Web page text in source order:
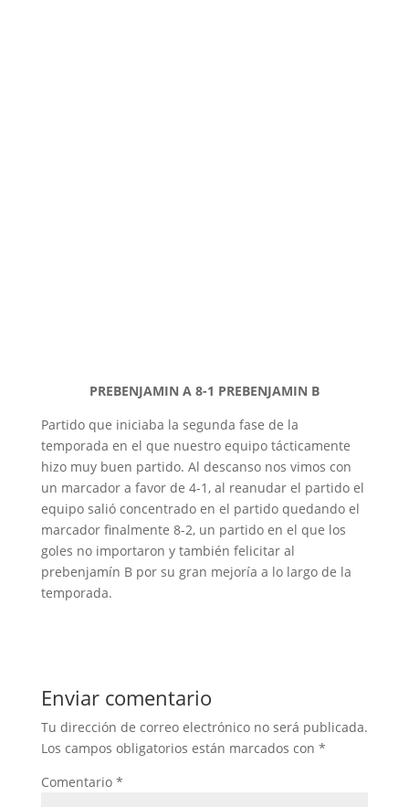
PREBENJAMIN A 8-1 PREBENJAMIN B
Partido que iniciaba la segunda fase de la
temporada en el que nuestro equipo tácticamente
hizo muy buen partido. Al descanso nos vimos con
un marcador a favor de 4-1, al reanudar el partido el
equipo salió concentrado en el partido quedando el
marcador finalmente 8-2, un partido en el que los
goles no importaron y también felicitar al
prebenjamín B por su gran mejoría a lo largo de la
temporada.
Enviar comentario
Tu dirección de correo electrónico no será publicada.
Los campos obligatorios están marcados con *
Comentario *